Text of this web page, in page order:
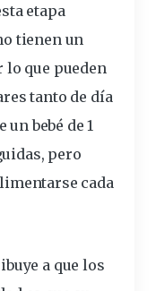
etapa
tienen un
que pueden
tanto de día
un bebé de 1
pero
cada
a que los